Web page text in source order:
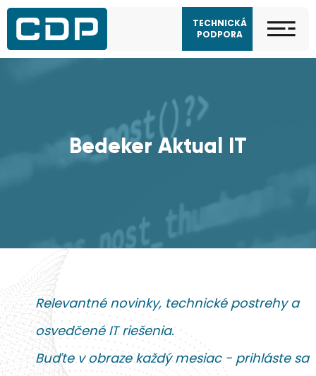
TECHNICKÁ
PODPORA
Bedeker Aktual IT
Relevantné novinky, technické postrehy a
osvedčené IT riešenia.
Buďte v obraze každý mesiac - prihláste sa